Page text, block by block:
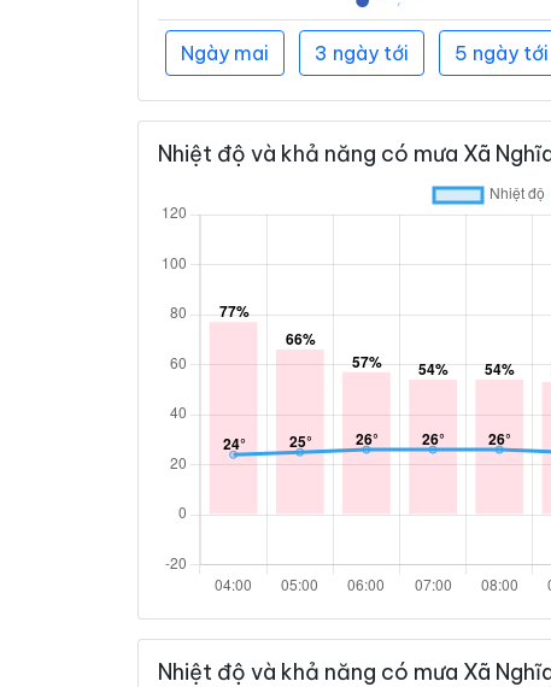
Ngày mai 3 ngày tới 5 ngày tới
Nhiệt độ và khả năng có mưa Xã
Nhiệt độ và khả năng có mưa Xã